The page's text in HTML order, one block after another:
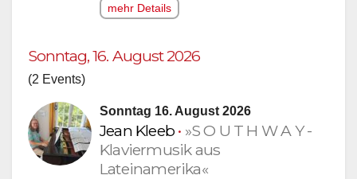
mehr Details
Sonntag, 16. August 2026
(2 Events)
Sonntag 16. August 2026
Jean Kleeb • »S O U T H W A Y -
Klaviermusik aus
Lateinamerika«